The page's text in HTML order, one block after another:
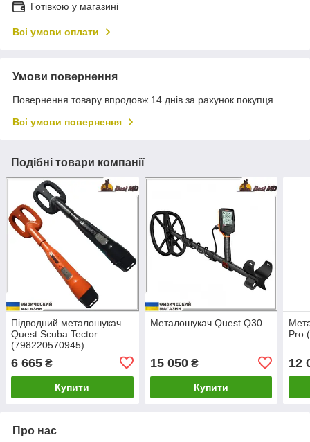
Готівкою у магазині
Всі умови оплати
Умови повернення
Повернення товару впродовж 14 днів за рахунок покупця
Всі умови повернення
Подібні товари компанії
Підводний металошукач
Quest Scuba Tector
(798220570945)
6 665 ₴
Купити
Металошукач Quest Q30
15 050₴
Купити
Pro
12
Про нас